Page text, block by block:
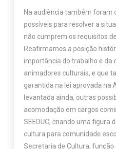
Na audiência também foram
possíveis para resolver a
não cumprem os requisitos
Reafirmamos a posição
importância do trabalho e da
animadores culturais, e que
garantida na lei aprovada na
levantada ainda, outras
acomodação em cargos
SEEDUC, criando uma figura
cultura para comunidade
Secretaria de Cultura,